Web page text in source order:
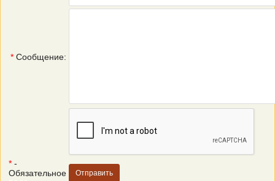
* Сообщение:
* -
Обязательное